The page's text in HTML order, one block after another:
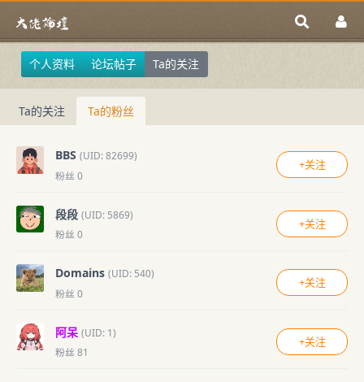
个人资料 论坛帖子 Ta的关注
Ta的关注 Ta的粉丝
BBS (UID: 82699)
粉丝 0
+关注
段段 (UID: 5869)
粉丝 0
+关注
Domains (UID: 540)
粉丝 0
+关注
阿呆 (UID: 1)
粉丝 81
+关注